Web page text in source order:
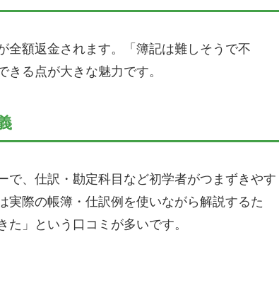
全額返金されます。「簿記は難しそうで不
る点が大きな魅力です。
で、仕訳・勘定科目など初学者がつまずきやす
実際の帳簿・仕訳例を使いながら解説するた
」という口コミが多いです。